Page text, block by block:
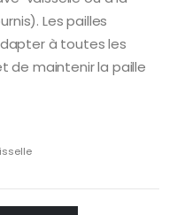
Les pailles
à toutes les
de maintenir la paille